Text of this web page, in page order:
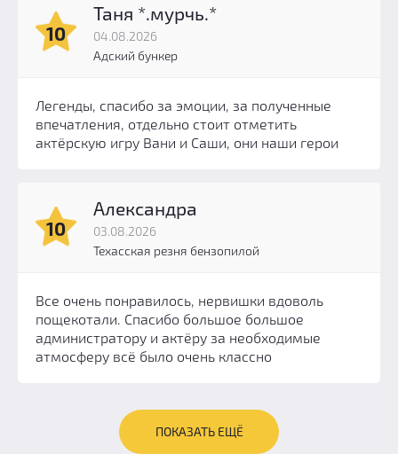
10
Таня *.мурчь.*
04.08.2026
Адский бункер
Легенды, спасибо за эмоции, за полученные
впечатления, отдельно стоит отметить
актёрскую игру Вани и Саши, они наши герои
10
Александра
03.08.2026
Техасская резня бензопилой
Все очень понравилось, нервишки вдоволь
пощекотали. Спасибо большое большое
администратору и актёру за необходимые
атмосферу всё было очень классно
ПОКАЗАТЬ ЕЩЁ